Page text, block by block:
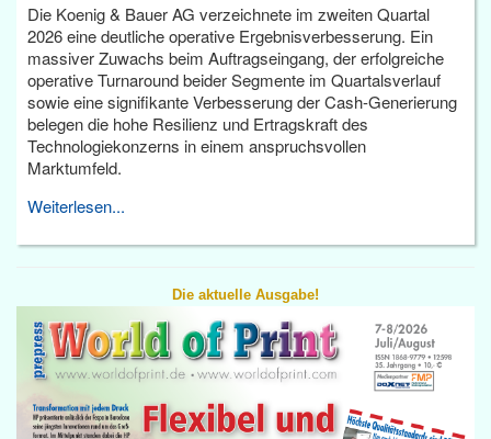
Die Koenig & Bauer AG verzeichnete im zweiten Quartal
2026 eine deutliche operative Ergebnisverbesserung. Ein
massiver Zuwachs beim Auftragseingang, der erfolgreiche
operative Turnaround beider Segmente im Quartalsverlauf
sowie eine signifikante Verbesserung der Cash-Generierung
belegen die hohe Resilienz und Ertragskraft des
Technologiekonzerns in einem anspruchsvollen
Marktumfeld.
Weiterlesen...
Die aktuelle Ausgabe!